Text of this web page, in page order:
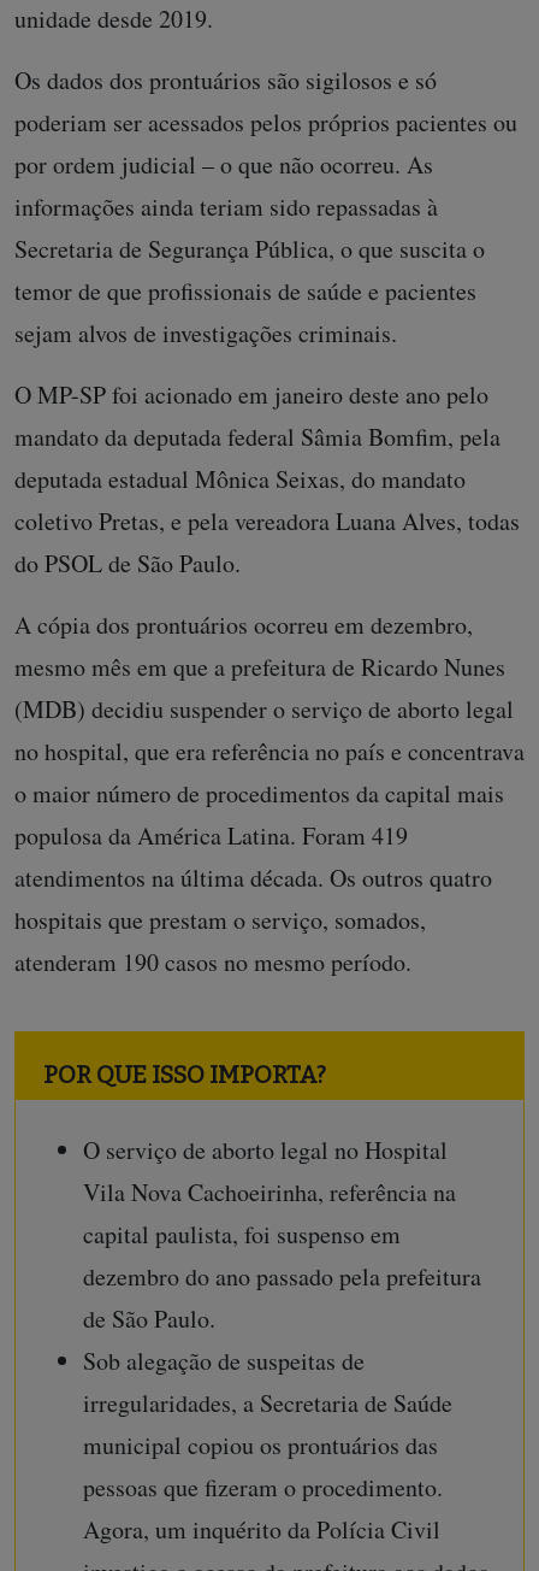
unidade desde 2019.
Os dados dos prontuários são sigilosos e só
poderiam ser acessados pelos próprios pacientes ou
por ordem judicial – o que não ocorreu. As
informações ainda teriam sido repassadas à
Secretaria de Segurança Pública, o que suscita o
temor de que profissionais de saúde e pacientes
sejam alvos de investigações criminais.
O MP-SP foi acionado em janeiro deste ano pelo
mandato da deputada federal Sâmia Bomfim, pela
deputada estadual Mônica Seixas, do mandato
coletivo Pretas, e pela vereadora Luana Alves, todas
do PSOL de São Paulo.
A cópia dos prontuários ocorreu em dezembro,
mesmo mês em que a prefeitura de Ricardo Nunes
(MDB) decidiu suspender o serviço de aborto legal
no hospital, que era referência no país e concentrava
o maior número de procedimentos da capital mais
populosa da América Latina. Foram 419
atendimentos na última década. Os outros quatro
hospitais que prestam o serviço, somados,
atenderam 190 casos no mesmo período.
POR QUE ISSO IMPORTA?
O serviço de aborto legal no Hospital
Vila Nova Cachoeirinha, referência na
capital paulista, foi suspenso em
dezembro do ano passado pela prefeitura
de São Paulo.
Sob alegação de suspeitas de
irregularidades, a Secretaria de Saúde
municipal copiou os prontuários das
pessoas que fizeram o procedimento.
Agora, um inquérito da Polícia Civil